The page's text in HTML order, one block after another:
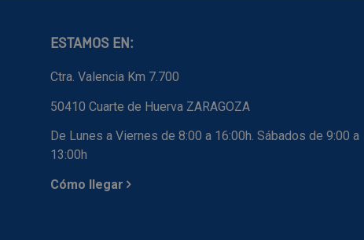
ESTAMOS EN:
Ctra. Valencia Km 7.700
50410 Cuarte de Huerva ZARAGOZA
De Lunes a Viernes de 8:00 a 16:00h. Sábados de 9:00 a
13:00h
Cómo llegar